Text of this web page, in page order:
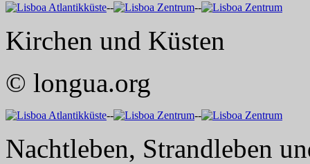
-- --
Kirchen und Küsten
© longua.org
-- --
Nachtleben, Strandleben